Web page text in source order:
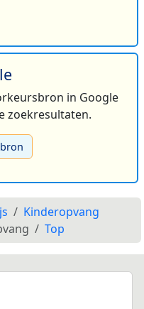
in Google
zoekresultaten.
Kinderopvang
Top